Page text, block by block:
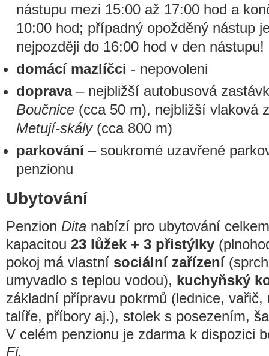
nástupu mezi 15:00 až 17:00 hod a
10:00 hod; případný opožděný nástup
nejpozději do 16:00 hod v den nástupu!
domácí mazlíčci - nepovoleni
doprava– nejbližší autobusová
Boučnice (cca 50 m), nejbližší vlaková
Metují-skály(cca 800 m)
parkování– soukromé uzavřené
penzionu
Ubytování
Penzion Dita nabízí pro ubytování
kapacitou 23 lůžek + 3 přistýlky
pokoj má vlastní sociální zařízení
umyvadlo s teplou vodou), kuchyňský
základní přípravu pokrmů (lednice, vařič,
talíře, příbory aj.), stolek s posezením,
V celém penzionu je zdarma k dispozici
Fi.